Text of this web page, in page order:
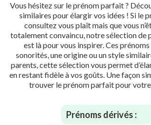
Vous hésitez sur le prénom parfait ?
similaires pour élargir vos idées ! Si le
consultez vous plaît mais que vous
totalement convaincu, notre sélection de
est là pour vous inspirer. Ces
sonorités, une origine ou un style
parents, cette sélection vous permet
en restant fidèle à vos goûts. Une façon
trouver le prénom parfait pour
Prénoms dérivés :